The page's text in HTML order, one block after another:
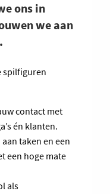
ons in
we aan
spilfiguren
contact met
én klanten.
taken en een
een hoge mate
als